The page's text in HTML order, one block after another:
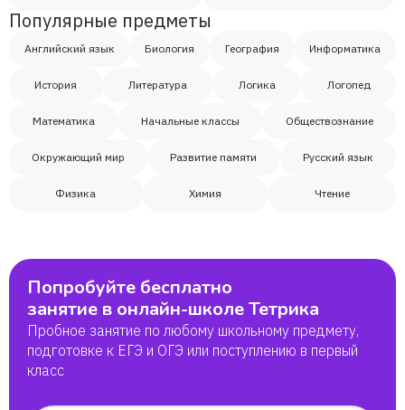
Популярные предметы
Английский язык Биология География Информатика
История Литература Логика Логопед
Математика Начальные классы Обществознание
Окружающий мир Развитие памяти Русский язык
Физика Химия Чтение
Попробуйте бесплатно
занятие в онлайн-школе Тетрика
Пробное занятие по любому школьному предмету,
подготовке к ЕГЭ и ОГЭ или поступлению в первый
класс